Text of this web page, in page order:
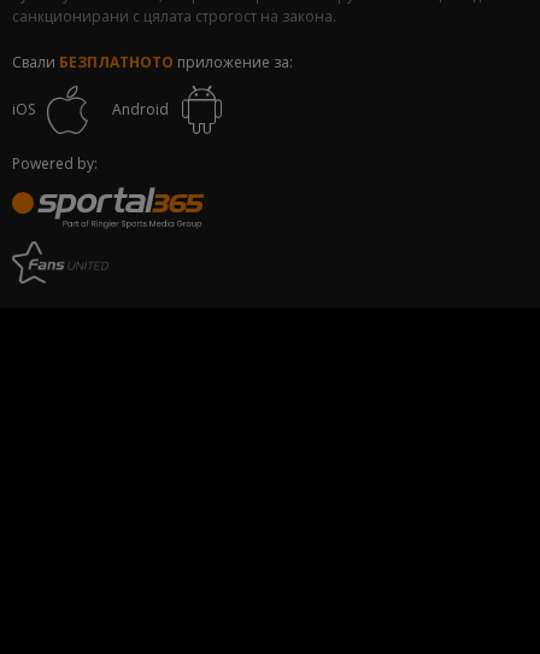
санкционирани с цялата строгост на закона.
Свали БЕЗПЛАТНОТО приложение за:
iOS Android
Powered by: